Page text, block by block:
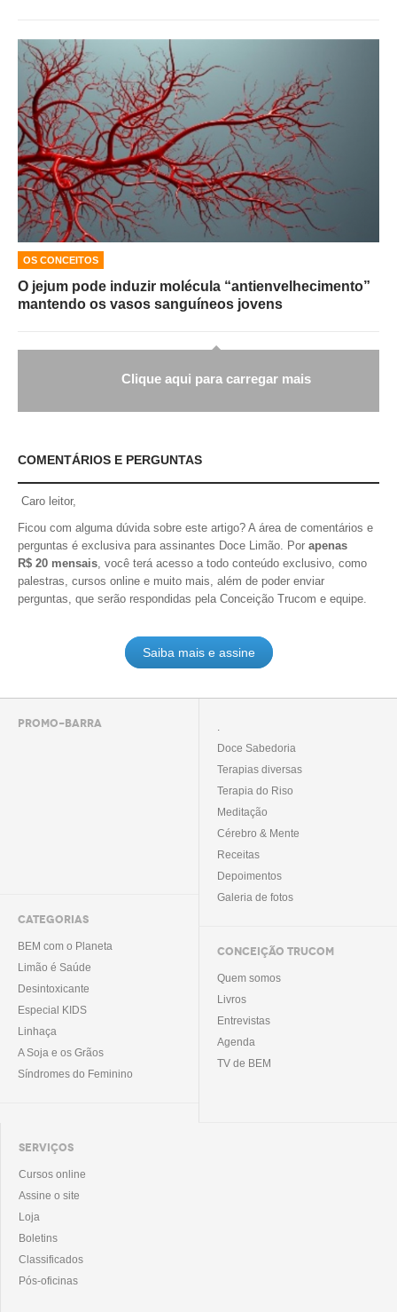
OS CONCEITOS
O jejum pode induzir molécula “antienvelhecimento”
mantendo os vasos sanguíneos jovens
Clique aqui para carregar mais
COMENTÁRIOS E PERGUNTAS
Caro leitor,
Ficou com alguma dúvida sobre este artigo? A área de comentários e
perguntas é exclusiva para assinantes Doce Limão. Por apenas
R$ 20 mensais, você terá acesso a todo conteúdo exclusivo, como
palestras, cursos online e muito mais, além de poder enviar
perguntas, que serão respondidas pela Conceição Trucom e equipe.
Saiba mais e assine
PROMO-BARRA
CATEGORIAS
BEM com o Planeta
Limão é Saúde
Desintoxicante
Especial KIDS
Linhaça
A Soja e os Grãos
Síndromes do Feminino
.
Doce Sabedoria
Terapias diversas
Terapia do Riso
Meditação
Cérebro & Mente
Receitas
Depoimentos
Galeria de fotos
CONCEIÇÃO TRUCOM
Quem somos
Livros
Entrevistas
Agenda
TV de BEM
SERVIÇOS
Cursos online
Assine o site
Loja
Boletins
Classificados
Pós-oficinas